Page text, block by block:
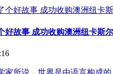
好故事 成功收购澳洲纽卡斯
家所说，世界是由语言构成